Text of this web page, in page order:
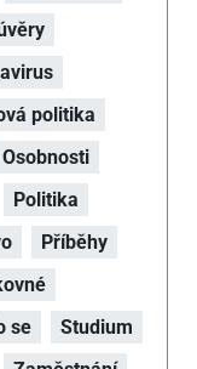
politika
Osobnosti
Politika
Příběhy
se
Studium